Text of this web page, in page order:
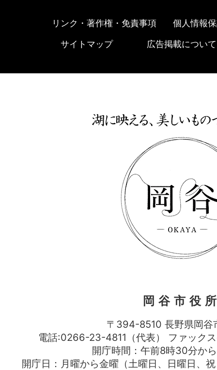
リンク・著作権・免責事項 個人情報
サイトマップ 広告掲載について
岡谷市役
〒394-8510 長野県岡谷
電話:0266-23-4811（代表） ファッ
開庁時間：午前8時30分か
開庁日：月曜から金曜（土曜日、日曜日、